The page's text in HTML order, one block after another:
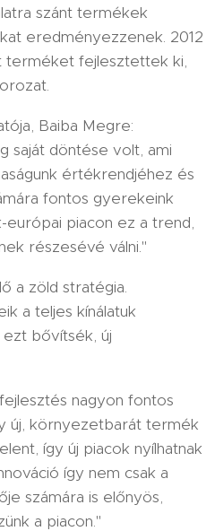
szánt termékek
eredményezzenek. 2012
fejlesztettek ki,
Baiba Megre:
saját döntése volt, ami
értékrendjéhez és
fontos gyerekeink
európai piacon ez a trend,
részesévé válni."
a zöld stratégia.
a teljes kínálatuk
bővítsék, új
nagyon fontos
új, környezetbarát termék
így új piacok nyílhatnak
így nem csak a
számára is előnyös,
a piacon."